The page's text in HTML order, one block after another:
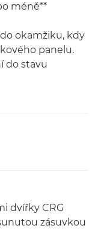
méně**
okamžiku, kdy
panelu.
do stavu
dvířky CRG
zásuvkou